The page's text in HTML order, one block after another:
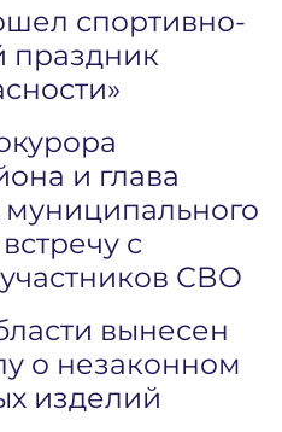
спортивно-
праздник
и глава
с
СВО
вынесен
о незаконном
изделий